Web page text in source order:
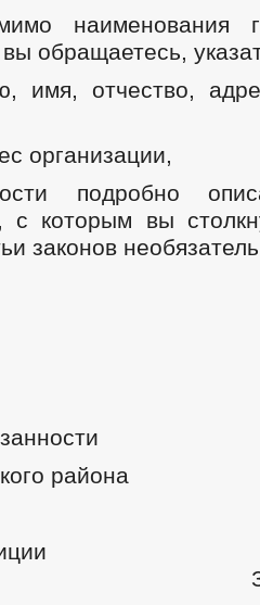
наименования
обращаетесь,
отчество,
организации,
подробно
с которым вы
законов
района